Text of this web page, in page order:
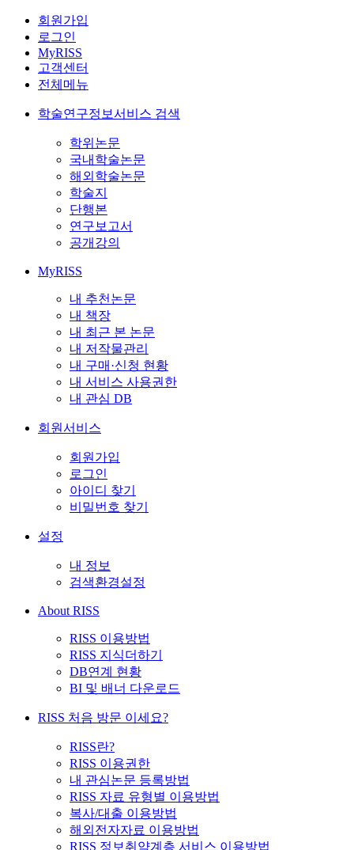
회원가입
로그인
MyRISS
고객센터
전체메뉴
학술연구정보서비스 검색
학위논문
국내학술논문
해외학술논문
학술지
단행본
연구보고서
공개강의
MyRISS
내 추천논문
내 책장
내 최근 본 논문
내 저작물관리
내 구매·신청 현황
내 서비스 사용권한
내 관심 DB
회원서비스
회원가입
로그인
아이디 찾기
비밀번호 찾기
설정
내 정보
검색환경설정
About RISS
RISS 이용방법
RISS 지식더하기
DB연계 현황
BI 및 배너 다운로드
RISS 처음 방문 이세요?
RISS란?
RISS 이용권한
내 관심논문 등록방법
RISS 자료 유형별 이용방법
복사/대출 이용방법
해외전자자료 이용방법
RISS 정보취약계층 서비스 이용방법